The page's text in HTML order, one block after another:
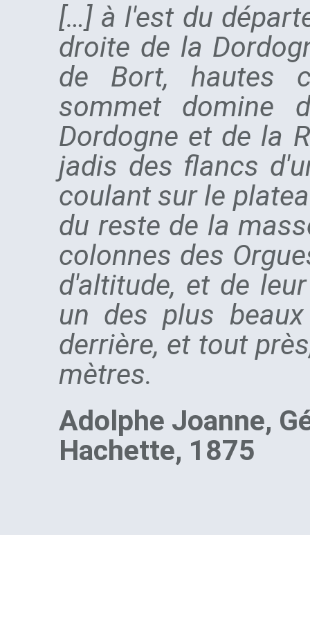
[…] à l'est du
droite de la
de Bort, hautes
sommet domine
Dordogne et de la
jadis des flancs
coulant sur le
du reste de la
colonnes des
d'altitude, et de
un des plus
derrière, et tout
mètres.
Adolphe Joanne,
Hachette, 1875